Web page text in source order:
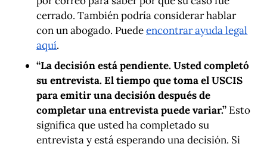
cerrado. También podría considerar hablar
con un abogado. Puedeencontrar ayuda legal
aquí.
“La decisión está pendiente. Usted completó
su entrevista. El tiempo que toma el USCIS
para emitir una decisión después de
completar una entrevista puede variar.” Esto
significa que usted ha completado su
entrevista y está esperando una decisión. Si